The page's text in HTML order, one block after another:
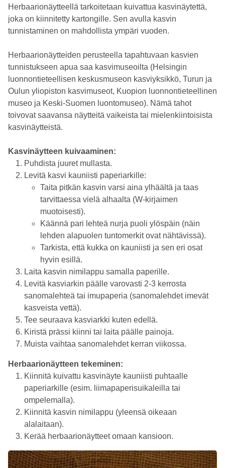
Herbaarionäytteellä tarkoitetaan kuivattua kasvinäytettä,
joka on kiinnitetty kartongille. Sen avulla kasvin
tunnistaminen on mahdollista ympäri vuoden.
Herbaarionäytteiden perusteella tapahtuvaan kasvien
tunnistukseen apua saa kasvimuseoilta (Helsingin
luonnontieteellisen keskusmuseon kasviyksikkö, Turun ja
Oulun yliopiston kasvimuseot, Kuopion luonnontieteellinen
museo ja Keski-Suomen luontomuseo). Nämä tahot
toivovat saavansa näytteitä vaikeista tai mielenkiintoisista
kasvinäytteistä.
Kasvinäytteen kuivaaminen:
Puhdista juuret mullasta.
Levitä kasvi kauniisti paperiarkille:
Taita pitkän kasvin varsi aina ylhäältä ja taas
tarvittaessa vielä alhaalta (W-kirjaimen
muotoisesti).
Käännä pari lehteä nurja puoli ylöspäin (näin
lehden alapuolen tuntomerkit ovat nähtävissä).
Tarkista, että kukka on kauniisti ja sen eri osat
hyvin esillä.
Laita kasvin nimilappu samalla paperille.
Levitä kasviarkin päälle varovasti 2-3 kerrosta
sanomalehteä tai imupaperia (sanomalehdet imevät
kasveista vettä).
Tee seuraava kasviarkki kuten edellä.
Kiristä prässi kiinni tai laita päälle painoja.
Muista vaihtaa sanomalehdet kerran viikossa.
Herbaarionäytteen tekeminen:
Kiinnitä kuivattu kasvinäyte kauniisti puhtaalle
paperiarkille (esim. liimapaperisuikaleilla tai
ompelemalla).
Kiinnitä kasvin nimilappu (yleensä oikeaan
alalaitaan).
Kerää herbaarionäytteet omaan kansioon.